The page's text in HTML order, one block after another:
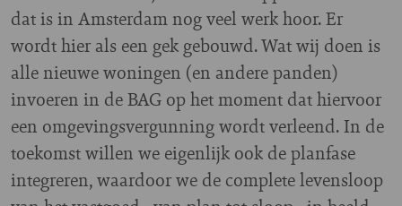
dat is in Amsterdam nog veel werk hoor. Er
wordt hier als een gek gebouwd. Wat wij doen is
alle nieuwe woningen (en andere panden)
invoeren in de BAG op het moment dat hiervoor
een omgevingsvergunning wordt verleend. In de
toekomst willen we eigenlijk ook de planfase
integreren, waardoor we de complete levensloop